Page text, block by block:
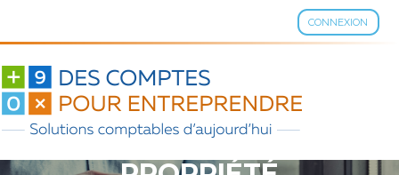
CONNEXION
Aller
contenu